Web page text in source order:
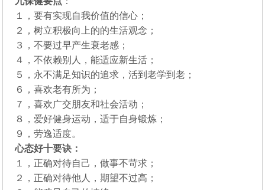
１，要有实现自我价值的信心；
２，树立积极向上的的生活观念；
３，不要过早产生衰老感；
４，不依赖别人，能适应新生活；
５，永不满足知识的追求，活到老学到老；
６，喜欢老有所为；
７，喜欢广交朋友和社会活动；
８，爱好健身运动，适于自身锻炼；
９，劳逸适度。
心态好十要诀：
１，正确对待自己，做事不苛求；
２，正确对待他人，期望不过高；